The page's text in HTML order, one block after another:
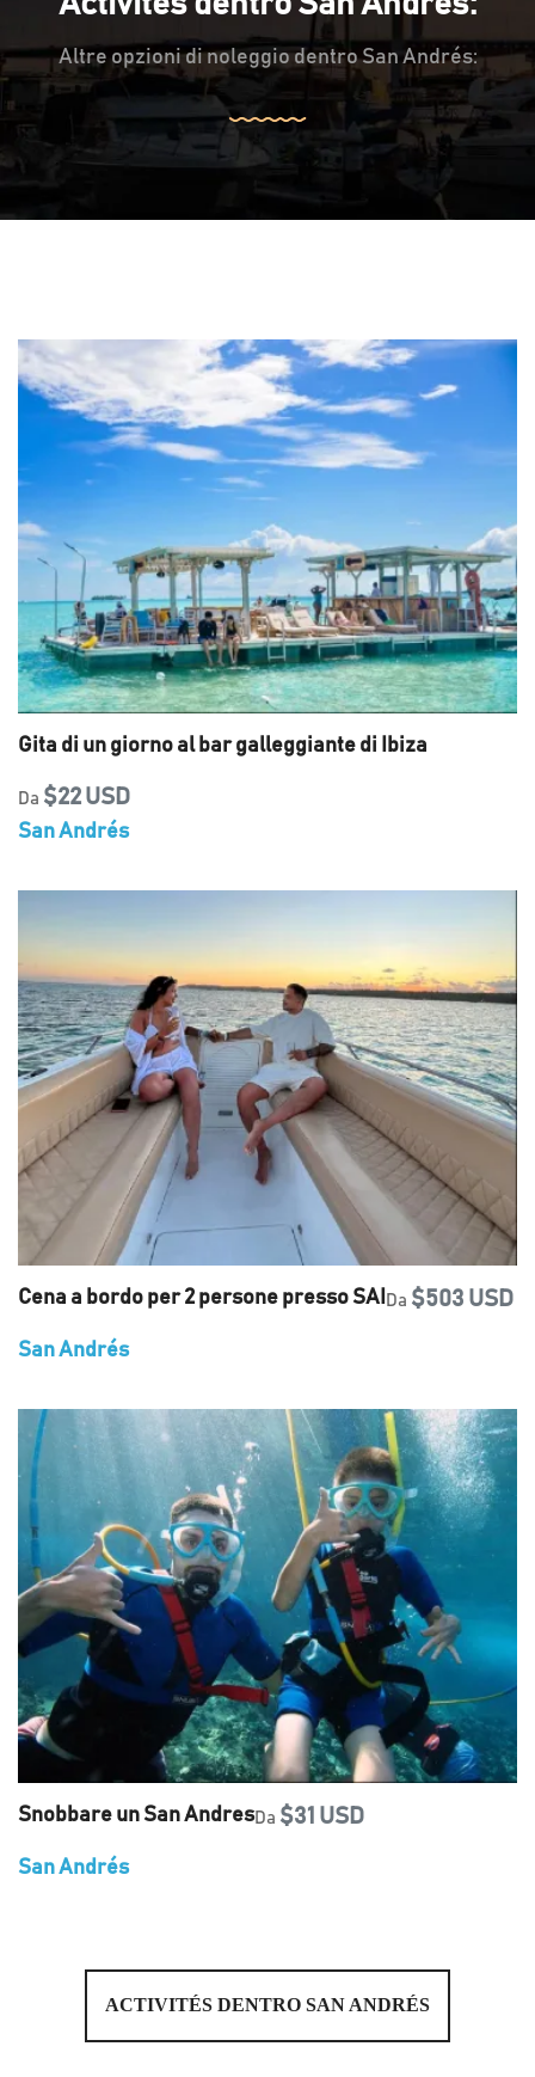
Altre opzioni di noleggio dentro San Andrés:
Gita di un giorno al bar galleggiante di Ibiza
Da $22 USD
San Andrés
Cena a bordo per 2 persone presso SAI Da $503 USD
San Andrés
Snobbare un San AndresDa $31 USD
San Andrés
ACTIVITÉS DENTRO SAN ANDRÉS